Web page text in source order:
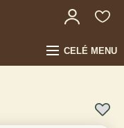
CELÉ MENU